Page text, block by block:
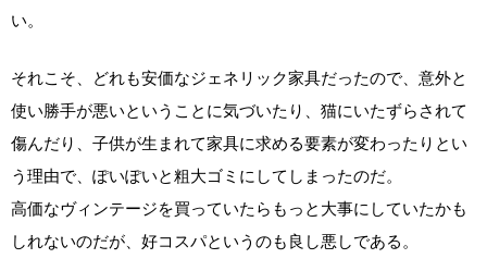
い。
それこそ、どれも安価なジェネリック家具だったので、意外と
使い勝手が悪いということに気づいたり、猫にいたずらされて
傷んだり、子供が生まれて家具に求める要素が変わったりとい
う理由で、ぽいぽいと粗大ゴミにしてしまったのだ。
高価なヴィンテージを買っていたらもっと大事にしていたかも
しれないのだが、好コスパというのも良し悪しである。